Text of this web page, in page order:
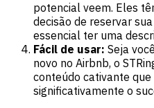
potencial veem. Eles
decisão de reservar
essencial ter uma
Fácil de usar: Seja
novo no Airbnb, o
conteúdo cativante
significativamente o